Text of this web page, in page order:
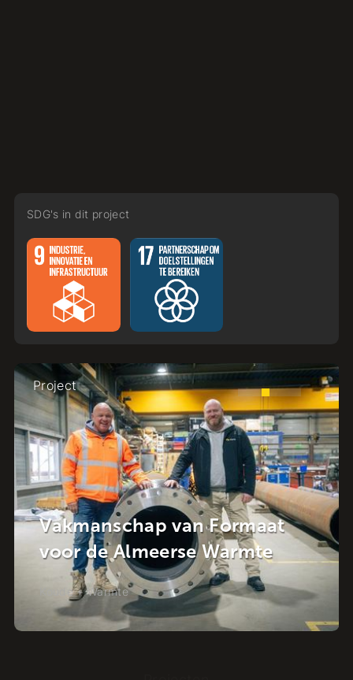
SDG's in dit project
Project
Krachstroom in de Wijk: de
Energietransitie in het hart
van Raalte
Koude + Warmte - Raalte